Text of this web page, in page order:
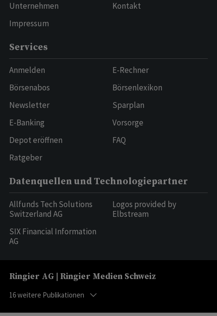
Unternehmen
Impressum
Kontakt
Services
Anmelden
Börsenabos
Newsletter
E-Banking
Depot eröffnen
Ratgeber
E-Rechner
Börsenlexikon
Sparplan
Vorsorge
FAQ
Datenquellen und Technologiepartner
Allfunds Tech Solutions
Switzerland AG
SIX Financial Information
AG
Logos provided by
Elbstream
Ringier AG | Ringier Medien Schweiz
16weitere Publikationen